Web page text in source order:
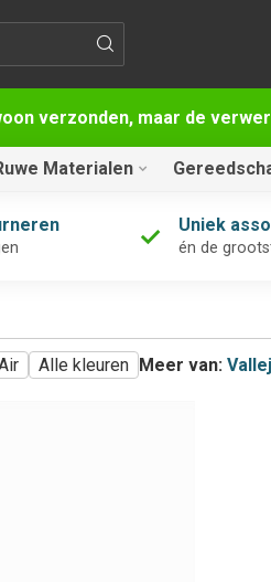
verzonden, maar de
Materialen
Uniek
én de
Alle kleuren Meer van: